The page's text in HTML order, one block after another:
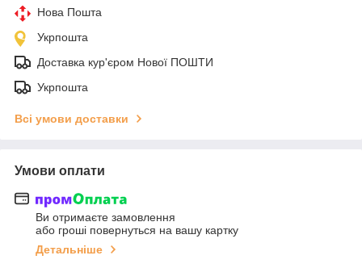
Нова Пошта
Укрпошта
Доставка кур'єром Нової ПОШТИ
Укрпошта
Всі умови доставки
Умови оплати
Ви отримаєте замовлення
або гроші повернуться на вашу картку
Детальніше